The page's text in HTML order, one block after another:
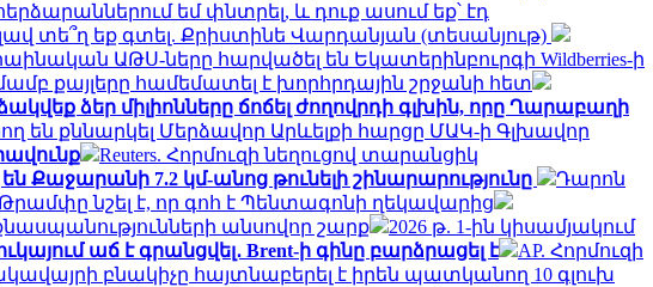
եմ փնտրել, և դուք ասում եք՝ էդ
տե՞ղ եք գտել. Քրիստինե Վարդանյան (տեսանյութ)
ԱԹՍ-ները հարվածել են Եկատերինբուրգի Wildberries-ի
քայլերը համեմատել է խորհրդային շրջանի հետ
ձեր միլիոնները ճոճել ժողովրդի գլխին, որը Ղարաբաղի
քննարկել Մերձավոր Արևելքի հարցը ՄԱԿ-ի Գլխավոր
Reuters. Հորմուզի նեղուցով տարանցիկ
Քաջարանի 7.2 կմ-անոց թունելի շինարարությունը
Դարոն
Թրամփը նշել է, որ գոհ է Պենտագոնի ղեկավարից
անսովոր շարք
2026 թ. 1-ին կիսամյակում
աճ է գրանցվել․ Brent-ի գինը բարձրացել է
AP. Հորմուզի
բնակիչը հայտնաբերել է իրեն պատկանող 10 գլուխ